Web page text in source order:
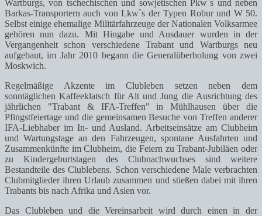
Wartburgs, von tschechischen und sowjetischen Pkw`s und neben
Barkas-Transportern auch von Lkw`s der Typen Robur und W 50.
Selbst einige ehemalige Militärfahrzeuge der Nationalen Volksarmee
gehören nun dazu. Mit Hingabe und Ausdauer wurden in der
Vergangenheit schon verschiedene Trabant und Wartburgs neu
aufgebaut, im Jahr 2010 begann die Generalüberholung von zwei
Moskwich.
Regelmäßige Akzente im Clubleben setzen neben dem
sonntäglichen Kaffeeklatsch für Alt und Jung die Ausrichtung des
jährlichen "Trabant & IFA-Treffen" in Mühlhausen über die
Pfingstfeiertage und die gemeinsamen Besuche von Treffen anderer
IFA-Liebhaber im In- und Ausland. Arbeitseinsätze am Clubheim
und Wartungstage an den Fahrzeugen, spontane Ausfahrten und
Zusammenkünfte im Clubheim, die Feiern zu Trabant-Jubiläen oder
zu Kindergeburtstagen des Clubnachwuchses sind weitere
Bestandteile des Clublebens. Schon verschiedene Male verbrachten
Clubmitglieder ihren Urlaub zusammen und stießen dabei mit ihren
Trabants bis nach Afrika und Asien vor.
Das Clubleben und die Vereinsarbeit wird durch einen in der